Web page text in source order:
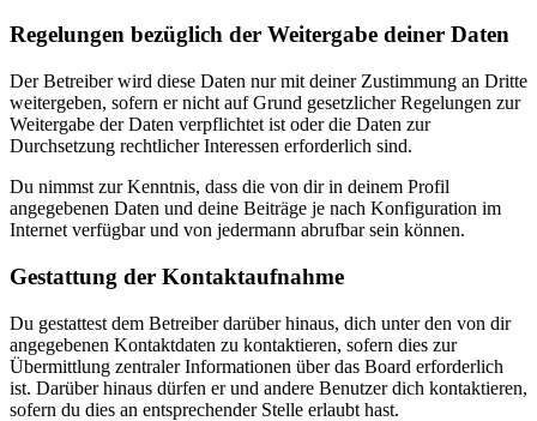
Regelungen bezüglich der Weitergabe deiner Daten
Der Betreiber wird diese Daten nur mit deiner Zustimmung an Dritte
weitergeben, sofern er nicht auf Grund gesetzlicher Regelungen zur
Weitergabe der Daten verpflichtet ist oder die Daten zur
Durchsetzung rechtlicher Interessen erforderlich sind.
Du nimmst zur Kenntnis, dass die von dir in deinem Profil
angegebenen Daten und deine Beiträge je nach Konfiguration im
Internet verfügbar und von jedermann abrufbar sein können.
Gestattung der Kontaktaufnahme
Du gestattest dem Betreiber darüber hinaus, dich unter den von dir
angegebenen Kontaktdaten zu kontaktieren, sofern dies zur
Übermittlung zentraler Informationen über das Board erforderlich
ist. Darüber hinaus dürfen er und andere Benutzer dich kontaktieren,
sofern du dies an entsprechender Stelle erlaubt hast.